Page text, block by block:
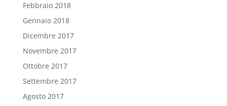
Febbraio 2018
Gennaio 2018
Dicembre 2017
Novembre 2017
Ottobre 2017
Settembre 2017
Agosto 2017